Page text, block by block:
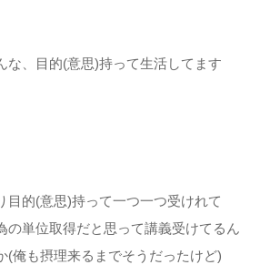
な、目的(意思)持って生活してます
目的(意思)持って一つ一つ受けれて
の単位取得だと思って講義受けてるん
(俺も摂理来るまでそうだったけど)